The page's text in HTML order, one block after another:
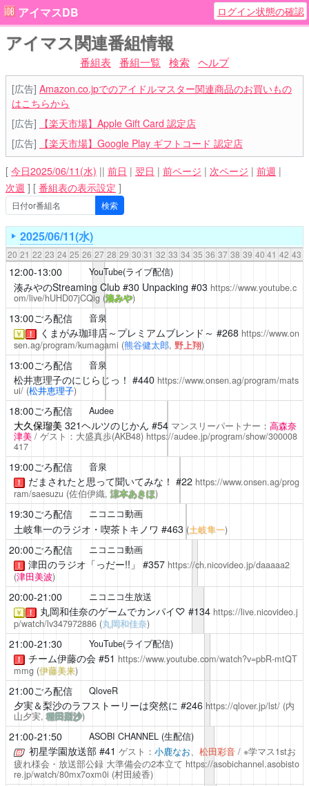
アイマスDB ログイン状態の確認
アイマス関連番組情報
番組表 番組一覧 検索 ヘルプ
[広告] Amazon.co.jpでのアイドルマスター関連商品のお買いもの
はこちらから
[広告]
【楽天市場】Apple Gift Card 認定店
[広告]
【楽天市場】Google Play ギフトコード 認定店
[ 今日2025/06/11(水) || 前日 | 翌日 | 前ページ | 次ページ | 前週 |
次週 ] [ 番組表の表示設定 ]
2025/06/11(水)
20 21 22 23 24 25 26 27 28 29 30 31 32 33 34 35 36 37 38 39 40 41 42 43
12:00-13:00 YouTube(ライブ配信)
湊みやのStreaming Club#30 Unpacking #03 https://www.youtube.c
om/live/hUHD07jCQig (湊みや)
13:00ごろ配信 音泉
￥ ！ くまがみ珈琲店～プレミアムブレンド～ #268 https://www.on
sen.ag/program/kumagami (熊谷健太郎, 野上翔)
13:00ごろ配信 音泉
松井恵理子のにじらじっ！ #440 https://www.onsen.ag/program/mats
ui/ (松井恵理子)
18:00ごろ配信 Audee
大久保瑠美321ヘルツのじかん #54 マンスリーパートナー： 高森奈
津美/ ゲスト：大盛真歩(AKB48) https://audee.jp/program/show/300008
417
19:00ごろ配信 音泉
！ だまされたと思って聞いてみな！ #22 https://www.onsen.ag/prog
ram/saesuzu (佐伯伊織,涼本あきほ)
19:30ごろ配信 ニコニコ動画
土岐隼一のラジオ・喫茶トキノワ #463 (土岐隼一)
20:00ごろ配信 ニコニコ動画
！ 津田のラジオ「っだー!!」 #357 https://ch.nicovideo.jp/daaaaa2
(津田美波)
20:00-21:00 ニコニコ生放送
￥ ！ 丸岡和佳奈のゲームでカンパイ♡ #134 https://live.nicovideo.j
p/watch/lv347972886 (丸岡和佳奈)
21:00-21:30 YouTube(ライブ配信)
！ チーム伊藤の会#51 https://www.youtube.com/watch?v=pbR-mtQT
mmg (伊藤美来)
21:00ごろ配信 QloveR
夕実＆梨沙のラフストーリーは突然に #246 https://qlover.jp/lst/ (内
山夕実,種田梨沙)
21:00-21:50 ASOBI CHANNEL (生配信)
初星学園放送部#41 ゲスト： 小鹿なお、 松田彩音/ ※学マス1stお
疲れ様会・放送部公録 大準備会の2本立て https://asobichannel.asobisto
re.jp/watch/80mx7oxm0i (村田綾香)